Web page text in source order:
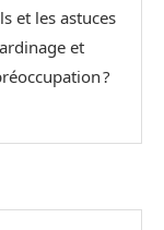
et les astuces
et
?